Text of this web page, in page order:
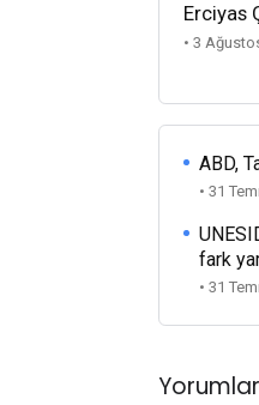
Erciyas
• 3
ABD,
• 31
fark
• 31
Yorumlar